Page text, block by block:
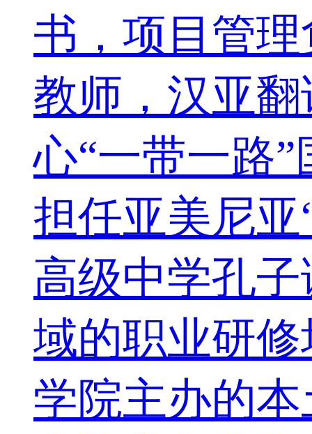
书，项目管
教师，汉亚
心“一带一路
担任亚美尼
高级中学孔
域的职业研
学院主办的